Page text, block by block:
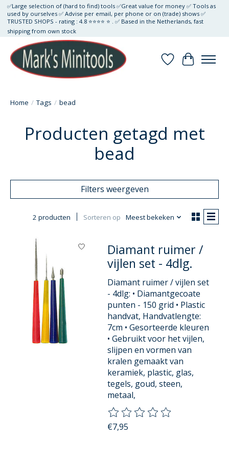
✅Large selection of (hard to find) tools ✅Great value for money ✅ Tools as
used by ourselves ✅ Advise per email, per phone or on (trade) shows ✅
TRUSTED SHOPS - rating : 4.8 ⭐⭐⭐⭐ ⭐ . ✅ Based in the Netherlands, fast
shipping from own stock
Verlanglijst
Home / Tags / bead
Producten getagd met
bead
Filters weergeven
2 producten Sorteren op Meest bekeken
Diamant ruimer /
vijlen set - 4dlg.
Diamant ruimer / vijlen set
- 4dlg: • Diamantgecoate
punten - 150 grid • Plastic
handvat, Handvatlengte:
7cm • Gesorteerde kleuren
• Gebruikt voor het vijlen,
slijpen en vormen van
kralen gemaakt van
keramiek, plastic, glas,
tegels, goud, steen,
metaal,
De beoordeling van dit
€7,95